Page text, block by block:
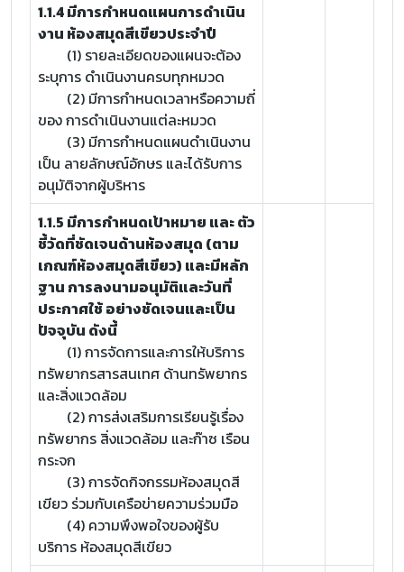
1.1.4 มีการกำหนดแผนการดำเนิน
งาน ห้องสมุดสีเขียวประจำปี
(1) รายละเอียดของแผนจะต้อง
ระบุการ ดำเนินงานครบทุกหมวด
(2) มีการกำหนดเวลาหรือความถี่
ของ การดำเนินงานแต่ละหมวด
(3) มีการกำหนดแผนดำเนินงาน
เป็น ลายลักษณ์อักษร และได้รับการ
อนุมัติจากผู้บริหาร
1.1.5 มีการกำหนดเป้าหมาย และ ตัว
ชี้วัดที่ชัดเจนด้านห้องสมุด (ตาม
เกณฑ์ห้องสมุดสีเขียว) และมีหลัก
ฐาน การลงนามอนุมัติและวันที่
ประกาศใช้ อย่างชัดเจนและเป็น
ปัจจุบัน ดังนี้
(1) การจัดการและการให้บริการ
ทรัพยากรสารสนเทศ ด้านทรัพยากร
และสิ่งแวดล้อม
(2) การส่งเสริมการเรียนรู้เรื่อง
ทรัพยากร สิ่งแวดล้อม และก๊าซ เรือน
กระจก
(3) การจัดกิจกรรมห้องสมุดสี
เขียว ร่วมกับเครือข่ายความร่วมมือ
(4) ความพึงพอใจของผู้รับ
บริการ ห้องสมุดสีเขียว